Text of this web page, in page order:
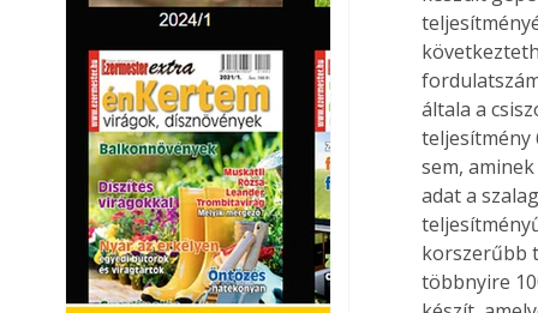
általa a
teljesítmény
sem,
adat a
korszerűbb
többnyire